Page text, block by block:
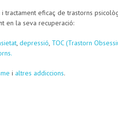
eficaç de trastorns
en la seva recuperació:
, depressió, TOC (Trastorn
i altres addiccions.